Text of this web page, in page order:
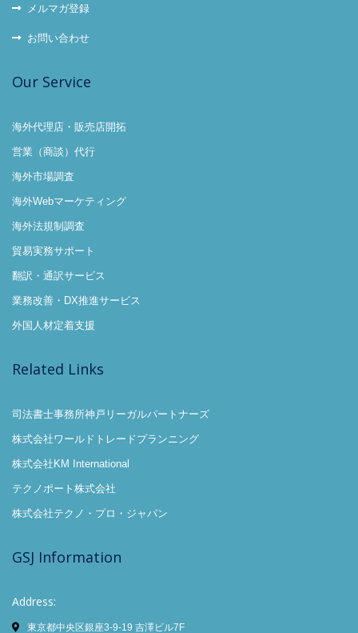
メルマガ登録
お問い合わせ
Our Service
海外代理店・販売店開拓
営業（商談）代行
海外市場調査
海外Webマーケティング
海外法規制調査
貿易実務サポート
翻訳・通訳サービス
業務改善・DX推進サービス
外国人材定着支援
Related Links
司法書士事務所神戸リーガルパートナーズ
株式会社ワールドトレードプランニング
株式会社KM International
テクノポート株式会社
株式会社テクノ・プロ・ジャパン
GSJ Information
Address:
東京都中央区銀座3-9-19 吉澤ビル7F